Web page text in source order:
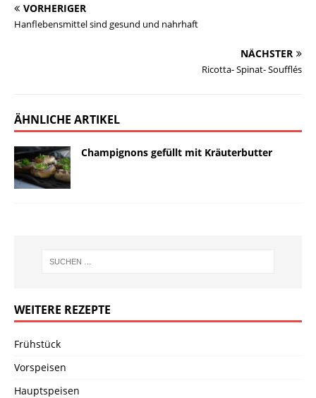
VORHERIGER
Hanflebensmittel sind gesund und nahrhaft
NÄCHSTER
Ricotta- Spinat- Soufflés
ÄHNLICHE ARTIKEL
Champignons gefüllt mit Kräuterbutter
WEITERE REZEPTE
Frühstück
Vorspeisen
Hauptspeisen